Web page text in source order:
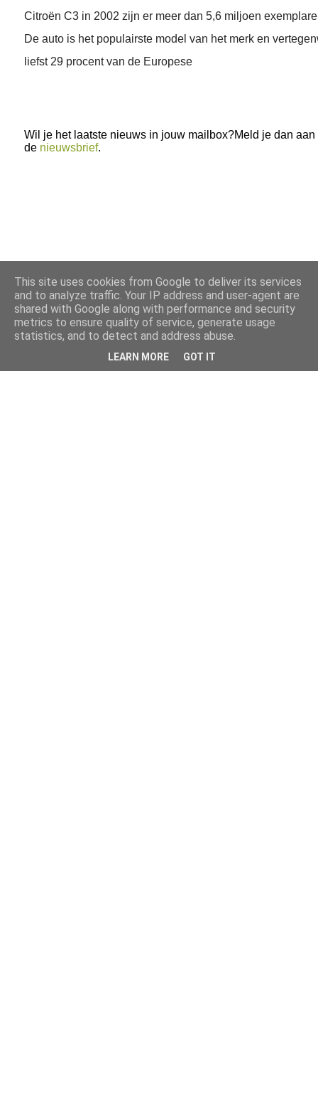
Citroën C3 in 2002 zijn er meer dan 5,6 miljoen
De auto is het populairste model van het merk en
liefst 29 procent van de Europese
Wil je het laatste nieuws in jouw mailbox?Meld je dan aan
de nieuwsbrief.
This site uses cookies from Google to deliver its services
and to analyze traffic. Your IP address and user-agent are
shared with Google along with performance and security
metrics to ensure quality of service, generate usage
statistics, and to detect and address abuse.
LEARN MORE GOT IT